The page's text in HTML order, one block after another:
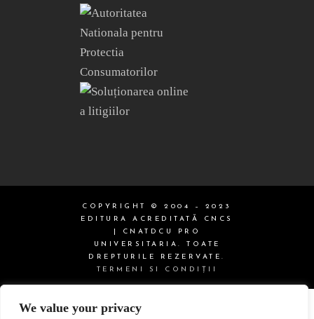
We value your privacy
COPYRIGHT © 2004 – 2023
EDITURA ACREDITATĂ CNCS
| CNATDCU PRO
UNIVERSITARIA. TOATE
DREPTURILE REZERVATE.
TERMENI SI CONDIŢII